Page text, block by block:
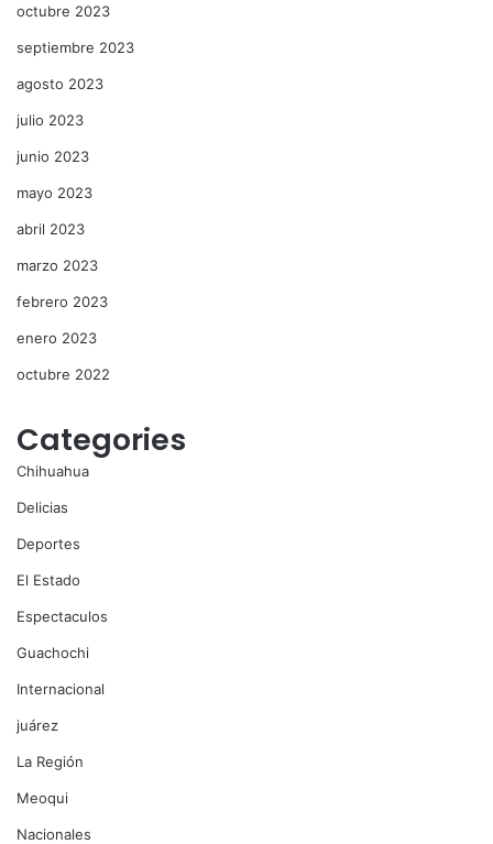
octubre 2023
septiembre 2023
agosto 2023
julio 2023
junio 2023
mayo 2023
abril 2023
marzo 2023
febrero 2023
enero 2023
octubre 2022
Categories
Chihuahua
Delicias
Deportes
El Estado
Espectaculos
Guachochi
Internacional
juárez
La Región
Meoqui
Nacionales